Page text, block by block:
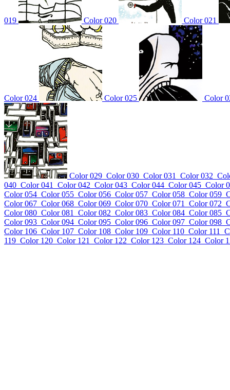
019 Color 020 Color 021
Color 024 Color 025 Color
Color 029 Color 030 Color 031 Color 032
040 Color 041 Color 042 Color 043 Color 044 Color 045 Color
Color 054 Color 055 Color 056 Color 057 Color 058 Color 059
Color 067 Color 068 Color 069 Color 070 Color 071 Color 072
Color 080 Color 081 Color 082 Color 083 Color 084 Color 085
Color 093 Color 094 Color 095 Color 096 Color 097 Color 098
Color 106 Color 107 Color 108 Color 109 Color 110 Color 111
119 Color 120 Color 121 Color 122 Color 123 Color 124 Color